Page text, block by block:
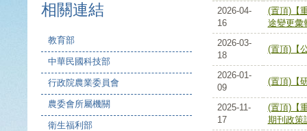
2026-04-
16
(置頂)【
途變更彙
2026-03-
18
(置頂)【
2026-01-
09
(置頂)【
2025-11-
17
(置頂)【
期刊政策
相關連結
教育部
中華民國科技部
行政院農業委員會
農委會所屬機關
衛生福利部